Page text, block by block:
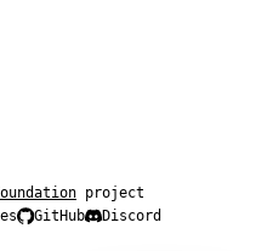
project
GitHub Discord